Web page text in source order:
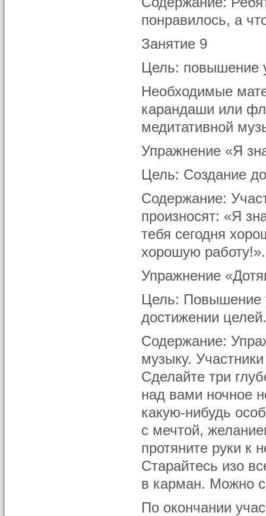
понравилось, а
Занятие 9
Цель: повышение
Необходимые
карандаши или
медитативной
Упражнение «Я
Цель: Создание
Содержание:
произносят: «Я
тебя сегодня
хорошую
Упражнение
Цель: Повышение
достижении
Содержание:
музыку.
Сделайте три
над вами ночное
какую-нибудь
с мечтой,
протяните руки к
Старайтесь изо
в карман. Можно
По окончании